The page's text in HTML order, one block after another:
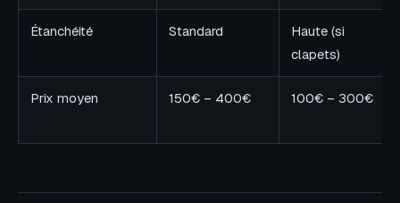
Étanchéité Standard
Haute (si
clapets)
Prix moyen 150€ – 400€ 100€ – 300€